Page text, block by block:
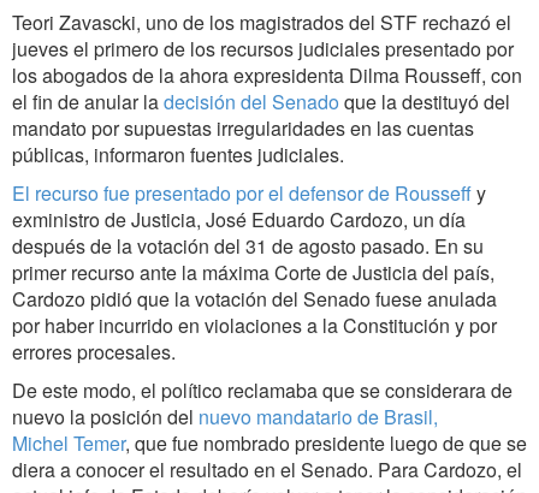
Teori Zavascki, uno de los magistrados del STF rechazó el
jueves el primero de los recursos judiciales presentado por
los abogados de la ahora expresidenta Dilma Rousseff, con
el fin de anular ladecisión del Senado que la destituyó del
mandato por supuestas irregularidades en las cuentas
públicas, informaron fuentes judiciales.
El recurso fue presentado por el defensor de Rousseffy
exministro de Justicia, José Eduardo Cardozo, un día
después de la votación del 31 de agosto pasado. En su
primer recurso ante la máxima Corte de Justicia del país,
Cardozo pidió que la votación del Senado fuese anulada
por haber incurrido en violaciones a la Constitución y por
errores procesales.
De este modo, el político reclamaba que se considerara de
nuevo la posición del nuevo mandatario de Brasil,
Michel Temer, que fue nombrado presidente luego de que se
diera a conocer el resultado en el Senado. Para Cardozo, el